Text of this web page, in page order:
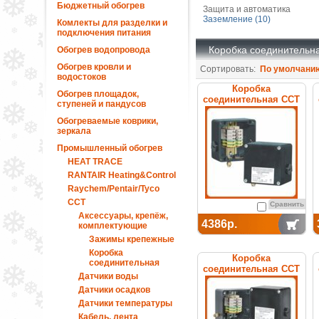
Бюджетный обогрев
Комлекты для разделки и
подключения питания
Обогрев водопровода
Обогрев кровли и
водостоков
Обогрев площадок,
ступеней и пандусов
Обогреваемые коврики,
зеркала
Промышленный обогрев
HEAT TRACE
RANTAIR Heating&Control
Raychem/Pentair/Tyco
ССТ
Аксессуары, крепёж,
комплектующие
Зажимы крепежные
Коробка
соединительная
Датчики воды
Датчики осадков
Датчики температуры
Кабель, лента
Защита и автоматика
Заземление (10)
Коробка
Сортировать: По
Коробка
соединительная ССТ
УСК 12.БН
Сравнить
4386р.
Коробка
соединительная ССТ
УСК 16.Н